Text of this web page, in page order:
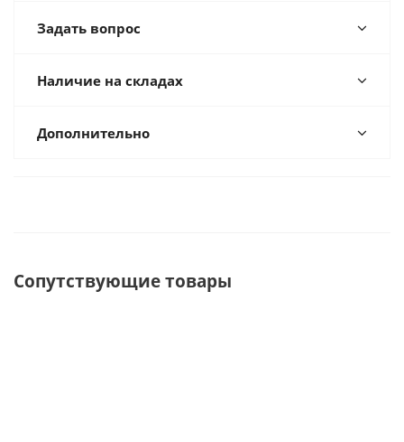
Задать вопрос
Наличие на складах
Дополнительно
Сопутствующие товары